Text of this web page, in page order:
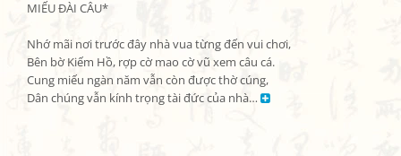
MIẾU ĐÀI CÂU*
Nhớ mãi nơi trước đây nhà vua từng đến vui chơi,
Bên bờ Kiếm Hồ, rợp cờ mao cờ vũ xem câu cá.
Cung miếu ngàn năm vẫn còn được thờ cúng,
Dân chúng vẫn kính trọng tài đức của nhà…